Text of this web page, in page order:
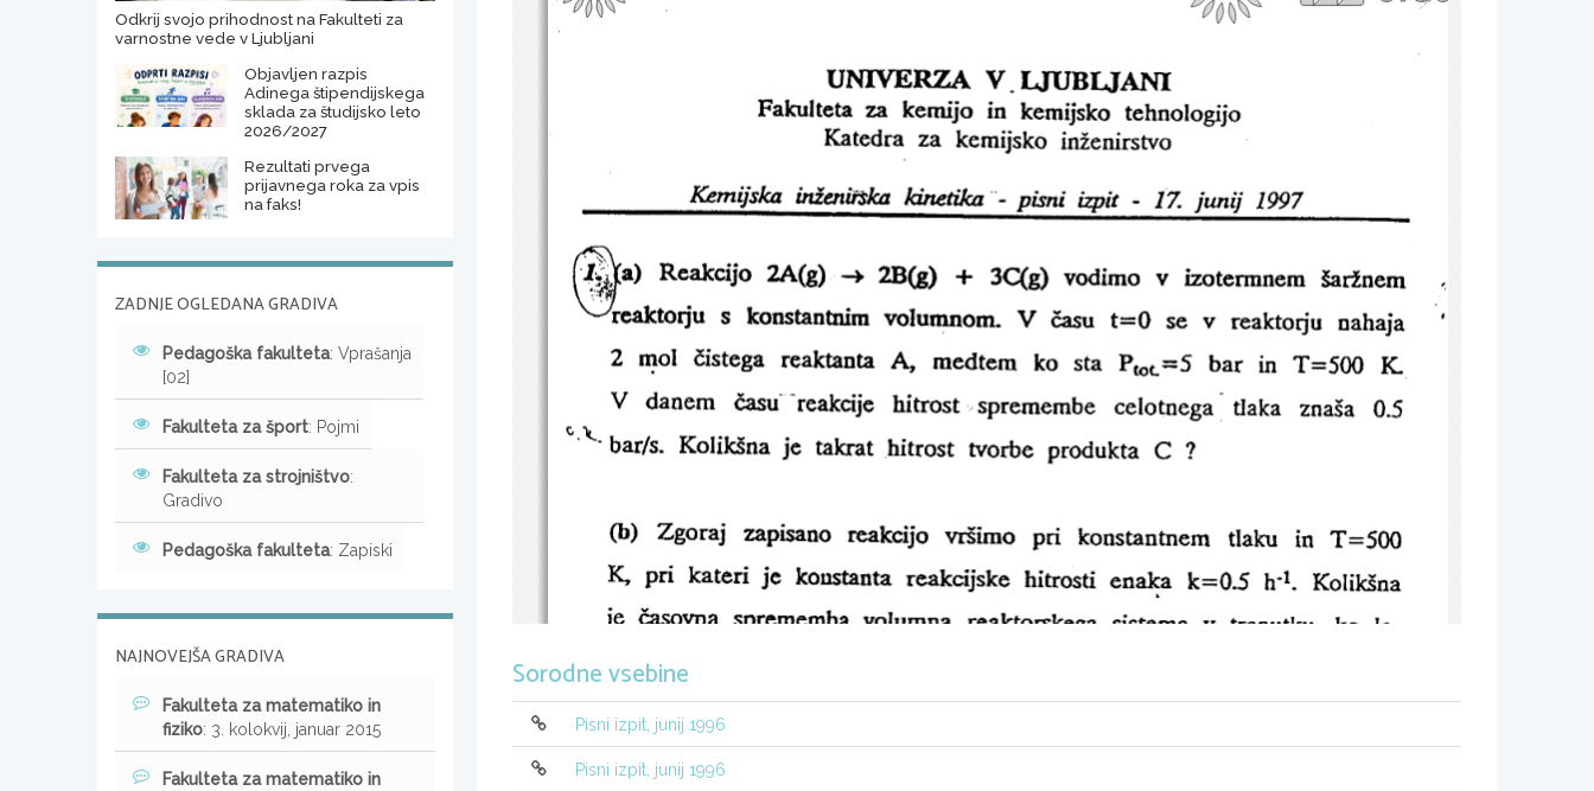
Sorodne vsebine
Pisni izpit, junij 1996
Pisni izpit, junij 1996
Odkrij svojo prihodnost na Fakulteti za
varnostne vede v Ljubljani
Objavljen razpis
Adinega štipendijskega
sklada za študijsko leto
2026/2027
Rezultati prvega
prijavnega roka za vpis
na faks!
ZADNJE OGLEDANA GRADIVA
Pedagoška fakulteta: Vprašanja
[02]
Fakulteta za šport: Pojmi
Fakulteta za strojništvo:
Gradivo
Pedagoška fakulteta: Zapiski
NAJNOVEJŠA GRADIVA
Fakulteta za matematiko in
fiziko: 3. kolokvij, januar 2015
Fakulteta za matematiko in